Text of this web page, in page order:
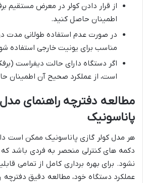
از قرار دادن کولر در معرض مستقیم
اطمینان حاصل کنید.
در صورت عدم استفاده طولانی مدت
مناسب برای یونیت خارجی استفاده
اگر دستگاه دارای حالت دیفراست
است، از عملکرد صحیح آن اطمینان
مطالعه دفترچه راهنمای
پاناسونیک
هر مدل کولر گازی پاناسونیک ممکن است
دکمه های کنترلی منحصر به فردی باشد
نشود. برای بهره برداری کامل از تمامی
عملکرد دستگاه خود، مطالعه دقیق دفترچه